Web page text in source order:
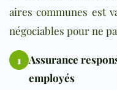
aires communes est
négociables pour ne
1 Assurance
employés